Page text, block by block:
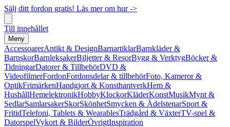
Sälj ditt fordon gratis! Läs mer om hur ->
Till innehållet
Meny
AccessoarerAntikt & DesignBarnartiklarBarnkläder &
BarnskorBarnleksakerBiljetter & ResorBygg & VerktygBöcker &
TidningarDatorer & TillbehörDVD &
VideofilmerFordonFordonsdelar & tillbehörFoto, Kameror &
OptikFrimärkenHandgjort & KonsthantverkHem &
HushållHemelektronikHobbyKlockorKläderKonstMusikMynt &
SedlarSamlarsakerSkorSkönhetSmycken & ÄdelstenarSport &
FritidTelefoni, Tablets & WearablesTrädgård & VäxterTV-spel &
DatorspelVykort & BilderÖvrigtInspiration